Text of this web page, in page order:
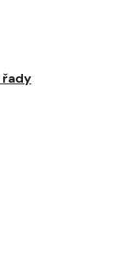
řady